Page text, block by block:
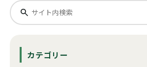
カテゴリー